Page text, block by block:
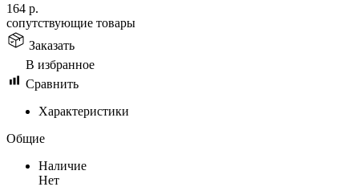
164 р.
сопутствующие товары
Заказать
В избранное
Сравнить
Характеристики
Общие
Наличие
Нет